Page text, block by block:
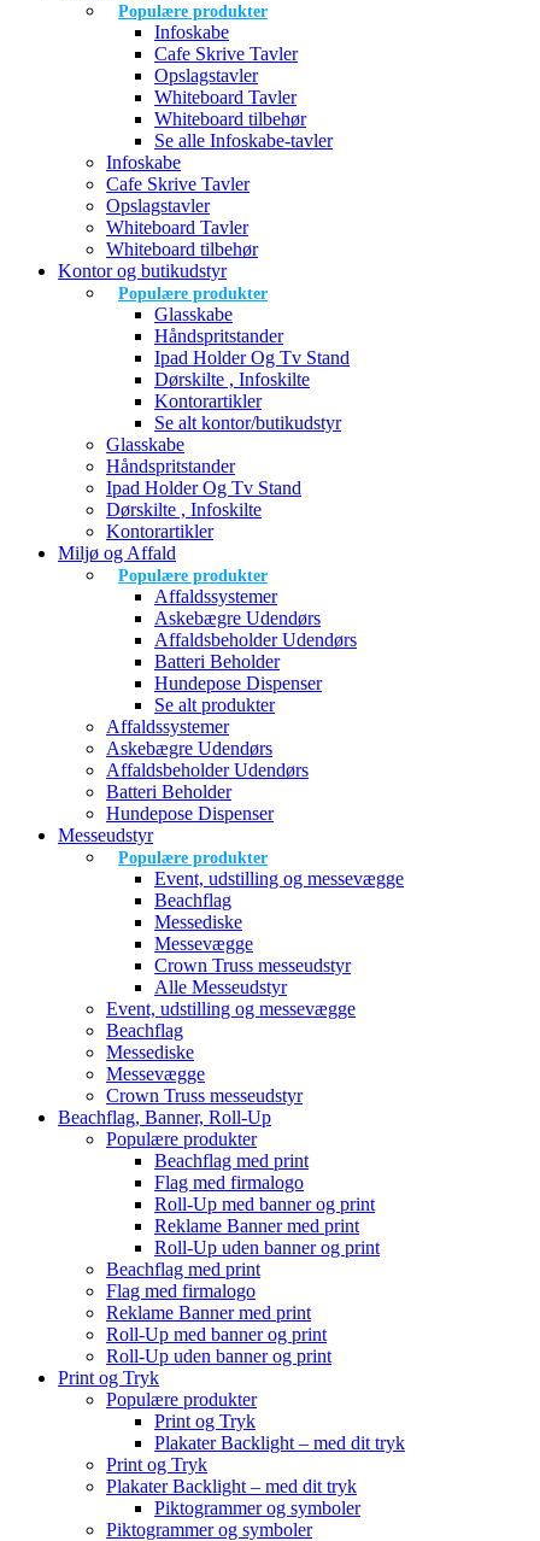
Populære produkter
Infoskabe
Cafe Skrive Tavler
Opslagstavler
Whiteboard Tavler
Whiteboard tilbehør
Se alle Infoskabe-tavler
Infoskabe
Cafe Skrive Tavler
Opslagstavler
Whiteboard Tavler
Whiteboard tilbehør
Kontor og butikudstyr
Populære produkter
Glasskabe
Håndspritstander
Ipad Holder Og Tv Stand
Dørskilte , Infoskilte
Kontorartikler
Se alt kontor/butikudstyr
Glasskabe
Håndspritstander
Ipad Holder Og Tv Stand
Dørskilte , Infoskilte
Kontorartikler
Miljø og Affald
Populære produkter
Affaldssystemer
Askebægre Udendørs
Affaldsbeholder Udendørs
Batteri Beholder
Hundepose Dispenser
Se alt produkter
Affaldssystemer
Askebægre Udendørs
Affaldsbeholder Udendørs
Batteri Beholder
Hundepose Dispenser
Messeudstyr
Populære produkter
Event, udstilling og messevægge
Beachflag
Messediske
Messevægge
Crown Truss messeudstyr
Alle Messeudstyr
Event, udstilling og messevægge
Beachflag
Messediske
Messevægge
Crown Truss messeudstyr
Beachflag, Banner, Roll-Up
Populære produkter
Beachflag med print
Flag med firmalogo
Roll-Up med banner og print
Reklame Banner med print
Roll-Up uden banner og print
Beachflag med print
Flag med firmalogo
Reklame Banner med print
Roll-Up med banner og print
Roll-Up uden banner og print
Print og Tryk
Populære produkter
Print og Tryk
Plakater Backlight – med dit tryk
Print og Tryk
Plakater Backlight – med dit tryk
Piktogrammer og symboler
Piktogrammer og symboler